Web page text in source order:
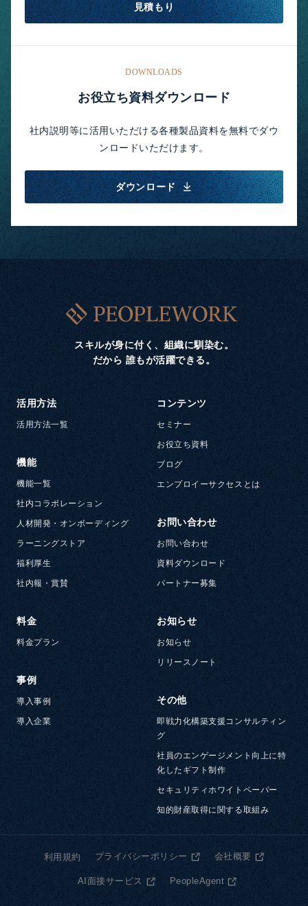
見積もり
DOWNLOADS
お役立ち資料ダウンロード
社内説明等に活用いただける各種製品資料を無料でダウ
ンロードいただけます。
ダウンロード
スキルが身に付く、組織に馴染む。
だから 誰もが活躍できる。
活用方法
活用方法一覧
機能
機能一覧
社内コラボレーション
人材開発・オンボーディング
ラーニングストア
福利厚生
社内報・賞賛
料金
料金プラン
事例
導入事例
導入企業
コンテンツ
セミナー
お役立ち資料
ブログ
エンプロイーサクセスとは
お問い合わせ
お問い合わせ
資料ダウンロード
パートナー募集
お知らせ
お知らせ
リリースノート
その他
即戦力化構築支援コンサルティン
グ
社員のエンゲージメント向上に特
化したギフト制作
セキュリティホワイトペーパー
知的財産取得に関する取組み
利用規約 プライバシーポリシー 会社概要
AI面接サービス PeopleAgent